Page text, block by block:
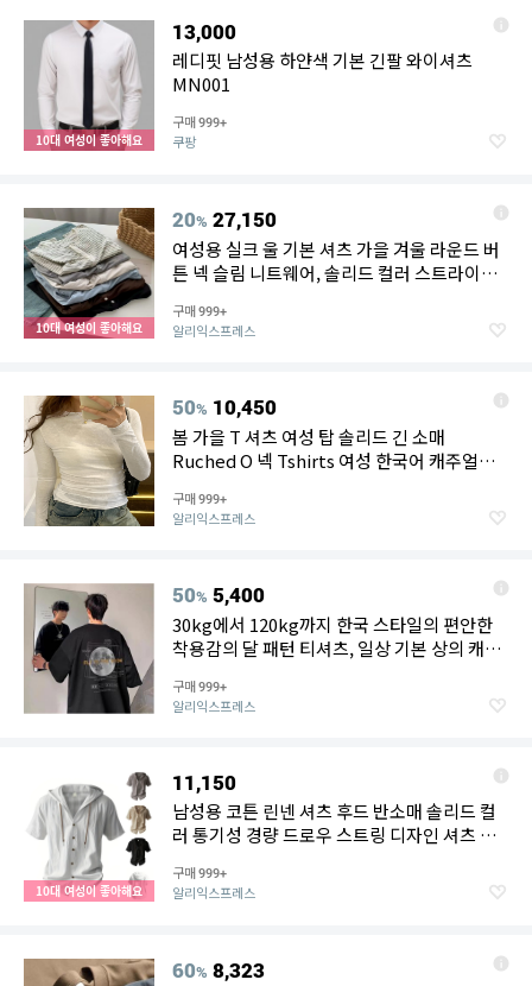
10대 여성이 좋아해요
13,000
레디핏 남성용 하얀색 기본 긴팔 와이셔츠
MN001
구매999+
쿠팡
10대 여성이 좋아해요
20% 27,150
여성용 실크 울 기본 셔츠 가을 겨울 라운드 버
튼 넥 슬림 니트웨어, 솔리드 컬러 스트라이프
구매999+
알리익스프레스
50% 10,450
봄 가을 T 셔츠 여성 탑 솔리드 긴 소매
Ruched O 넥 Tshirts 여성 한국어 캐주얼
구매999+
알리익스프레스
50% 5,400
30kg에서 120kg까지 한국 스타일의 편안한
착용감의 달 패턴 티셔츠, 일상 기본 상의 캐주
구매999+
알리익스프레스
10대 여성이 좋아해요
11,150
남성용 코튼 린넨 셔츠 후드 반소매 솔리드 컬
러 통기성 경량 드로우 스트링 디자인 셔츠 캐
구매999+
알리익스프레스
60% 8,323